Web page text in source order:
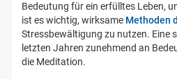
Bedeutung für ein erfülltes Leben,
ist es wichtig, wirksame Methoden
Stressbewältigung zu nutzen. Eine
letzten Jahren zunehmend an
die Meditation.